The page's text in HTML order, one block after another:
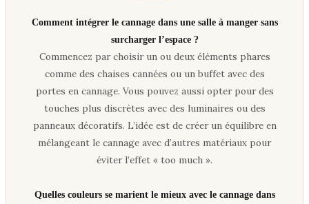
Comment intégrer le cannage dans une salle à manger sans
surcharger l’espace ?
Commencez par choisir un ou deux éléments phares
comme des chaises cannées ou un buffet avec des
portes en cannage. Vous pouvez aussi opter pour des
touches plus discrètes avec des luminaires ou des
panneaux décoratifs. L’idée est de créer un équilibre en
mélangeant le cannage avec d’autres matériaux pour
éviter l’effet « too much ».
Quelles couleurs se marient le mieux avec le cannage dans